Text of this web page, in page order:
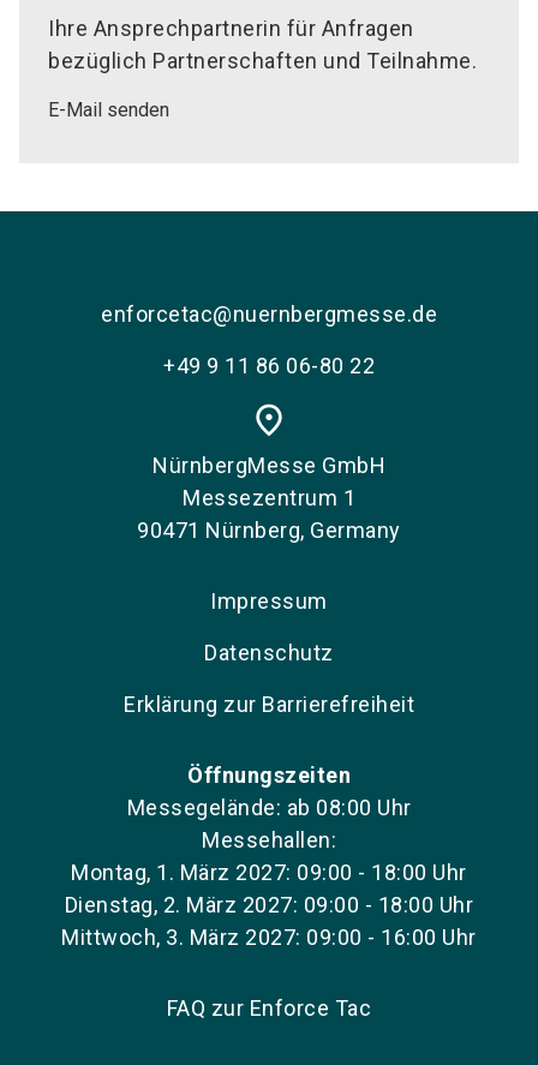
Ihre Ansprechpartnerin für Anfragen
bezüglich Partnerschaften und Teilnahme.
E-Mail senden
enforcetac@nuernbergmesse.de
+49 9 11 86 06-80 22
place
NürnbergMesse GmbH
Messezentrum 1
90471 Nürnberg, Germany
Impressum
Datenschutz
Erklärung zur Barrierefreiheit
Öffnungszeiten
Messegelände: ab 08:00 Uhr
Messehallen:
Montag, 1. März 2027: 09:00 - 18:00 Uhr
Dienstag, 2. März 2027: 09:00 - 18:00 Uhr
Mittwoch, 3. März 2027: 09:00 - 16:00 Uhr
FAQ zur Enforce Tac